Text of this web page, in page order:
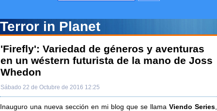
Terror in Planet
'Firefly': Variedad de géneros y aventuras
en un wéstern futurista de la mano de Joss
Whedon
Sábado 22 de Octubre de 2016 12:25
Inauguro una nueva sección en mi blog que se llama Viendo Series